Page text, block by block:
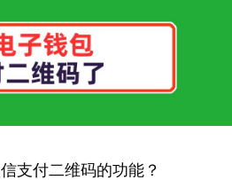
支付二维码的功能？